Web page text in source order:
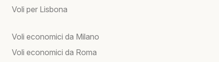
Voli per Lisbona
Voli economici da Milano
Voli economici da Roma